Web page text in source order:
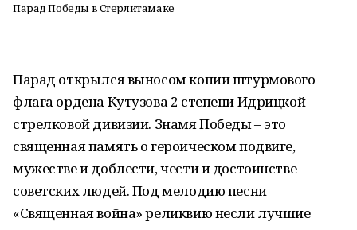
Парад Победы в Стерлитамаке
Парад открылся выносом копии штурмового
флага ордена Кутузова 2 степени Идрицкой
стрелковой дивизии. Знамя Победы – это
священная память о героическом подвиге,
мужестве и доблести, чести и достоинстве
советских людей. Под мелодию песни
«Священная война» реликвию несли лучшие